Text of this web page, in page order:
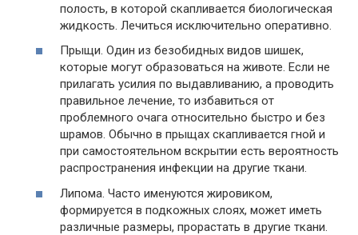
полость, в которой скапливается биологическая
жидкость. Лечиться исключительно оперативно.
Прыщи. Один из безобидных видов шишек,
которые могут образоваться на животе. Если не
прилагать усилия по выдавливанию, а проводить
правильное лечение, то избавиться от
проблемного очага относительно быстро и без
шрамов. Обычно в прыщах скапливается гной и
при самостоятельном вскрытии есть вероятность
распространения инфекции на другие ткани.
Липома. Часто именуются жировиком,
формируется в подкожных слоях, может иметь
различные размеры, прорастать в другие ткани.